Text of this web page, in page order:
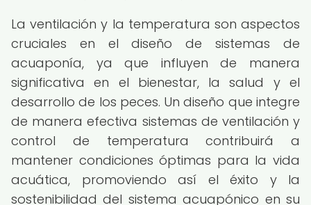
La ventilación y la temperatura son aspectos
cruciales en el diseño de sistemas de
acuaponía, ya que influyen de manera
significativa en el bienestar, la salud y el
desarrollo de los peces. Un diseño que integre
de manera efectiva sistemas de ventilación y
control de temperatura contribuirá a
mantener condiciones óptimas para la vida
acuática, promoviendo así el éxito y la
sostenibilidad del sistema acuapónico en su